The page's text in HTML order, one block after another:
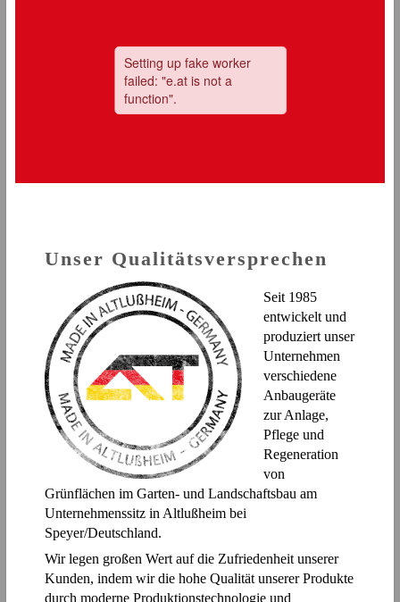
Unser Qualitätsversprechen
Seit 1985
entwickelt und
produziert unser
Unternehmen
verschiedene
Anbaugeräte
zur Anlage,
Pflege und
Regeneration
von
Grünflächen im Garten- und Landschaftsbau am
Unternehmenssitz in Altlußheim bei
Speyer/Deutschland.
Wir legen großen Wert auf die Zufriedenheit unserer
Kunden, indem wir die hohe Qualität unserer Produkte
durch moderne Produktionstechnologie und